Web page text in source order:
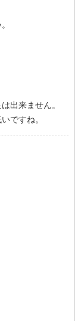
出来ません。
ですね。